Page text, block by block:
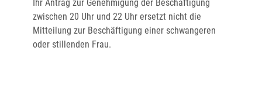
Ihr Antrag zur Genehmigung der Beschäftigung
zwischen 20 Uhr und 22 Uhr ersetzt nicht die
Mitteilung zur Beschäftigung einer schwangeren
oder stillenden Frau.